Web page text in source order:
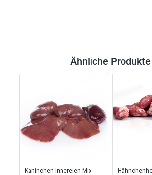
Ähnliche Produkte
Kaninchen Innereien Mix